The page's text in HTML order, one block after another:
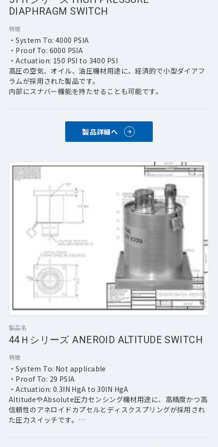
DIAPHRAGM SWITCH
特徴
・System To: 4000 PSIA
・Proof To: 6000 PSIA
・Actuation: 150 PSI to 3400 PSI
高圧の空気、オイル、油圧機材用途に、経済的で小型ダイアフ
ラムが採用された製品です。
内部にスナバー機能を持たせることも可能です。
製品名
44Ｈシリーズ ANEROID ALTITUDE SWITCH
特徴
・System To: Not applicable
・Proof To: 29 PSIA
・Actuation: 0.3IN HgA to 30IN HgA
AltitudeやAbsolute圧力センシング機材用途に、高精度かつ高
信頼性のアネロイドカプセルとディスクスプリングが採用され
た圧力スイッチです。
製品詳細へ